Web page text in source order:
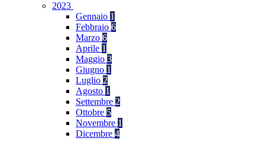
2023
Gennaio 1
Febbraio 6
Marzo 6
Aprile 1
Maggio 3
Giugno 1
Luglio 2
Agosto 1
Settembre 2
Ottobre 5
Novembre 1
Dicembre 4